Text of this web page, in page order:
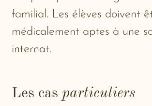
familial. Les élèves doivent
médicalement aptes à une
internat.
Les cas particuliers